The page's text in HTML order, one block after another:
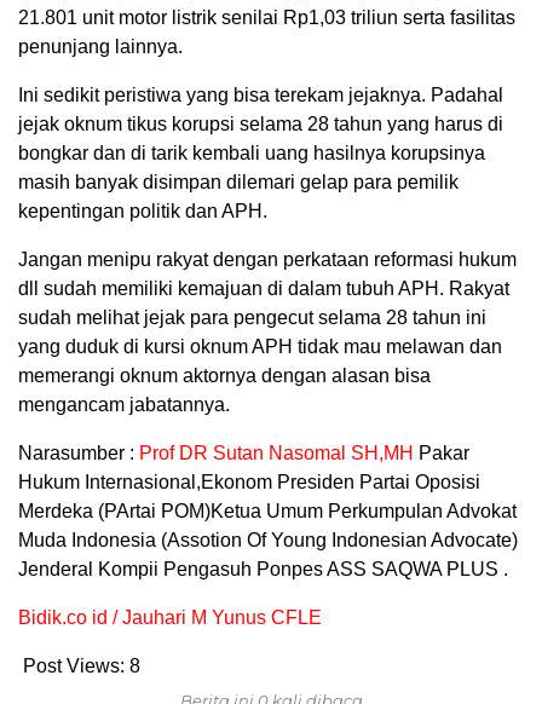
21.801 unit motor listrik senilai Rp1,03 triliun serta fasilitas
penunjang lainnya.
Ini sedikit peristiwa yang bisa terekam jejaknya. Padahal
jejak oknum tikus korupsi selama 28 tahun yang harus di
bongkar dan di tarik kembali uang hasilnya korupsinya
masih banyak disimpan dilemari gelap para pemilik
kepentingan politik dan APH.
Jangan menipu rakyat dengan perkataan reformasi hukum
dll sudah memiliki kemajuan di dalam tubuh APH. Rakyat
sudah melihat jejak para pengecut selama 28 tahun ini
yang duduk di kursi oknum APH tidak mau melawan dan
memerangi oknum aktornya dengan alasan bisa
mengancam jabatannya.
Narasumber : Prof DR Sutan Nasomal SH,MH Pakar
Hukum Internasional,Ekonom Presiden Partai Oposisi
Merdeka (PArtai POM)Ketua Umum Perkumpulan Advokat
Muda Indonesia (Assotion Of Young Indonesian Advocate)
Jenderal Kompii Pengasuh Ponpes ASS SAQWA PLUS .
Bidik.co id / Jauhari M Yunus CFLE
Post Views: 8
Berita ini 0 kali dibaca